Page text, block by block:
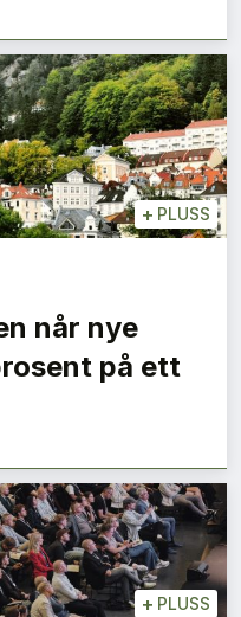
+ PLUSS
når nye
på ett
+ PLUSS